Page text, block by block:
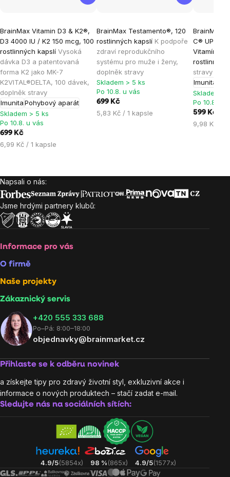
BrainMax Vitamin D3 & K2®,
D3 4000 IU / K2 150 mcg, 100
rostlinných kapslí Vysoká
dávka D3 a patentovaná
forma K2 jako MK-7
K2VITAL®DELTA, 100 dávek,
doplněk stravy
ImunitaPohybový aparát
hodnocení
produktu
je
5,0
z
5
hvězdiček.
Skladem > 5 ks
Po 10.8. u vás
699 Kč
Měrná
6,99 Kč / 1 kapsle
BrainMax Testamento®, 120
rostlinných kapslí K podpoře
zdraví reprodukčního
systému pro muže i ženy,
doplněk stravy
hodnocení
produktu
je
4,8
z
5
hvězdiček.
Skladem > 5 ks
Po 10.8. u vás
699 Kč
Měrná
5,83 Kč / 1 kapsle
BrainMax
C®
Vitamín C,
stravy
Imunita
produktu
je
5,0
z
5
Skladem >
Po 10.8. u
599 Kč
Měrná
9,98 Kč / 1
Zápatí
Napsali o nás:
Jsme hrdými partnery klubů:
Informace pro vás
O firmě
Naše projekty
Zákaznický servis
‭+420 555 333 688
Po–Pá: 8:00–18:00
objednavky@brainmarket.cz
Přihlaste se k odběru novinek
a získejte tipy pro zdravý životní styl, exkluzivní akce i
informace o nových produktech – stačí zadat e-mail.
Sledujte nás na sociálních sítích:
4.9/5(5854x) 98 %(865x) 4.9/5(1577x)